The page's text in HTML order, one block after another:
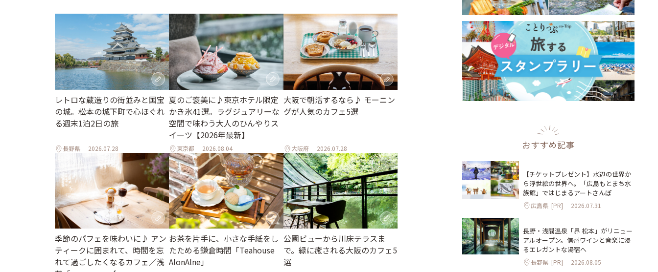
レトロな蔵造りの街並みと国宝
の城。松本の城下町で心ほぐれ
る週末1泊2日の旅
長野県 2026.07.28
夏のご褒美に♪東京ホテル限定
かき氷41選。ラグジュアリーな
空間で味わう大人のひんやりス
イーツ【2026年最新】
東京都 2026.08.04
大阪で朝活するなら♪ モーニン
グが人気のカフェ5選
大阪府 2026.07.28
季節のパフェを味わいに♪ アン
ティークに囲まれて、時間を忘
れて過ごしたくなるカフェ／浅
お茶を片手に、小さな手紙をし
たためる鎌倉時間「Teahouse
AlonAlne」
公園ビューから川床テラスま
で。緑に癒される大阪のカフェ5
選
おすすめ記事
【チケットプレゼント】水辺の世界か
ら浮世絵の世界へ。「広島もとまち水
族館」ではじまるアートさんぽ
広島県 [PR] 2026.07.31
長野・浅間温泉「界 松本」がリニュー
アルオープン。信州ワインと音楽に浸
るエレガントな湯宿へ
長野県 [PR] 2026.08.05